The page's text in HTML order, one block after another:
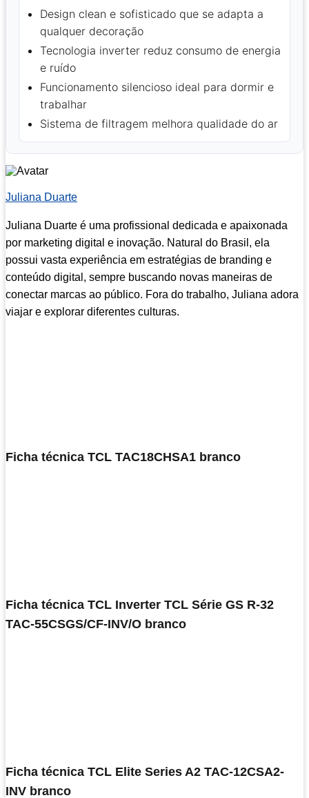
Design clean e sofisticado que se adapta a
qualquer decoração
Tecnologia inverter reduz consumo de energia
e ruído
Funcionamento silencioso ideal para dormir e
trabalhar
Sistema de filtragem melhora qualidade do ar
Juliana Duarte
Juliana Duarte é uma profissional dedicada e apaixonada
por marketing digital e inovação. Natural do Brasil, ela
possui vasta experiência em estratégias de branding e
conteúdo digital, sempre buscando novas maneiras de
conectar marcas ao público. Fora do trabalho, Juliana adora
viajar e explorar diferentes culturas.
Ficha técnica TCL TAC18CHSA1 branco
Ficha técnica TCL Inverter TCL Série GS R-32
TAC-55CSGS/CF-INV/O branco
Ficha técnica TCL Elite Series A2 TAC-12CSA2-
INV branco